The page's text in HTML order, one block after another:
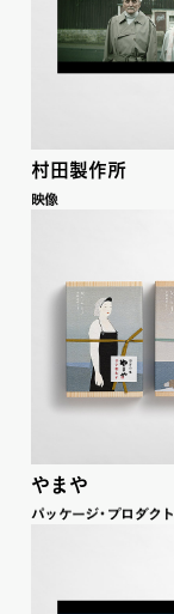
村田製作所
映像
やまや
パッ ケージ・ プロダクト